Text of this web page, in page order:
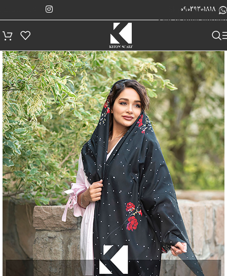
Skip to navigation
Skip to main content
09029201818